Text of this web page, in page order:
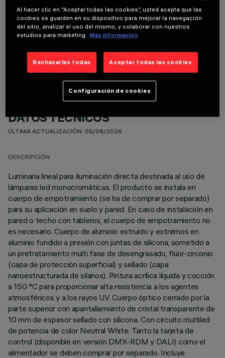
DATOS TÉCNICOS
ÚLTIMA ACTUALIZACIÓN: 05/08/2026
DESCRIPCIÓN
Luminaria lineal para iluminación directa destinada al uso de
lámparas led monocromáticas. El producto se instala en
cuerpo de empotramiento (se ha de comprar por separado)
para su aplicación en suelo y pared. En caso de instalación en
pared o techo con tableros, el cuerpo de empotramiento no
es necesario. Cuerpo de aluminio extruido y extremos en
aluminio fundido a presión con juntas de silicona, sometido a
un pretratamiento multi fase de desengrasado, flúor-zirconio
(capa de protección superficial) y sellado (capa
nanoestructurada de silanos). Pintura acrílica líquida y cocción
a 150 °C para proporcionar alta resistencia a los agentes
atmosféricos y a los rayos UV. Cuerpo óptico cerrado por la
parte superior con apantallamiento de cristal transparente de
10 mm de espesor sellado con silicona. Con circuito multiled
de potencia de color Neutral White. Tanto la tarjeta de
control (disponible en versión DMX-RDM y DALI) como el
alimentador se deben comprar por separado. Incluye
Al hacer clic en “Aceptar todas las cookies”, usted acepta que las
cookies se guarden en su dispositivo para mejorar la navegación
del sitio, analizar el uso del mismo, y colaborar con nuestros
estudios para marketing. Más información
Rechazarlas todas Aceptar todas las cookies
Configuración de cookies